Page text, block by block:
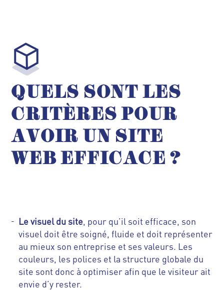
QUELS SONT LES
CRITÈRES POUR
AVOIR UN SITE
WEB EFFICACE ?
Le visuel du site, pour qu’il soit efficace, son
visuel doit être soigné, fluide et doit représenter
au mieux son entreprise et ses valeurs. Les
couleurs, les polices et la structure globale du
site sont donc à optimiser afin que le visiteur ait
envie d’y rester.